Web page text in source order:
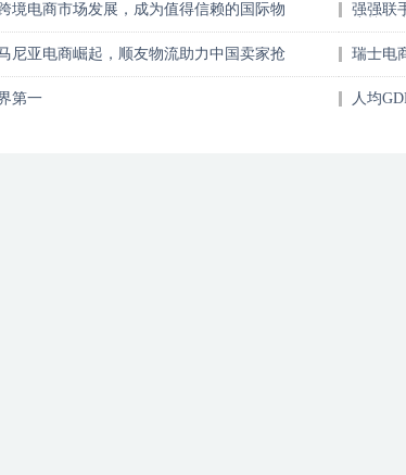
境电商市场发展，成为值得信赖的国际物
强强联
尼亚电商崛起，顺友物流助力中国卖家抢
瑞士电
第一 人均